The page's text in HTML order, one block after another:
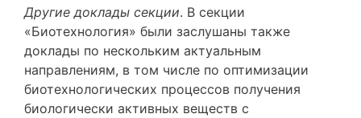
Другие доклады секции. В секции
«Биотехнология» были заслушаны также
доклады по нескольким актуальным
направлениям, в том числе по оптимизации
биотехнологических процессов получения
биологически активных веществ с